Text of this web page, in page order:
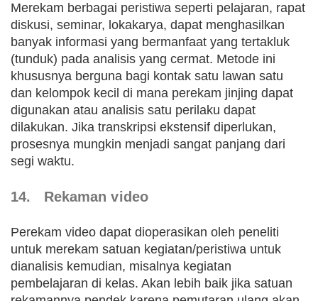
Merekam berbagai peristiwa seperti pelajaran, rapat
diskusi, seminar, lokakarya, dapat menghasilkan
banyak informasi yang bermanfaat yang tertakluk
(tunduk) pada analisis yang cermat. Metode ini
khususnya berguna bagi kontak satu lawan satu
dan kelompok kecil di mana perekam jinjing dapat
digunakan atau analisis satu perilaku dapat
dilakukan. Jika transkripsi ekstensif diperlukan,
prosesnya mungkin menjadi sangat panjang dari
segi waktu.
14. Rekaman video
Perekam video dapat dioperasikan oleh peneliti
untuk merekam satuan kegiatan/peristiwa untuk
dianalisis kemudian, misalnya kegiatan
pembelajaran di kelas. Akan lebih baik jika satuan